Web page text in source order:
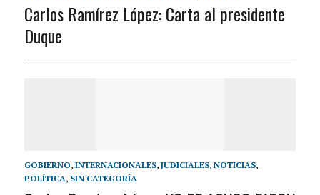
Carlos Ramírez López: Carta al presidente
Duque
GOBIERNO, INTERNACIONALES, JUDICIALES, NOTICIAS,
POLÍTICA, SIN CATEGORÍA